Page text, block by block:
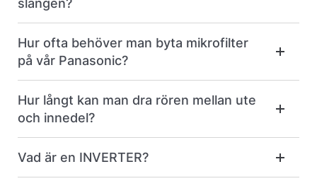
slangen?
Hur ofta behöver man byta mikrofilter
på vår Panasonic?
Hur långt kan man dra rören mellan ute
och innedel?
Vad är en INVERTER?